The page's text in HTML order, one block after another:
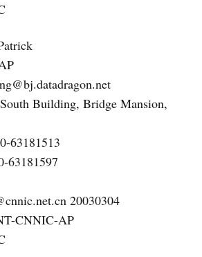
Building, Bridge Mansion,
20030304
CNNIC-AP